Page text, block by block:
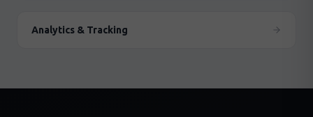
Analytics & Tracking